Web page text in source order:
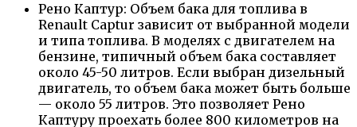
Рено Каптур: Объем бака для топлива в
Renault Captur зависит от выбранной модели
и типа топлива. В моделях с двигателем на
бензине, типичный объем бака составляет
около 45-50 литров. Если выбран дизельный
двигатель, то объем бака может быть больше
— около 55 литров. Это позволяет Рено
Каптуру проехать более 800 километров на